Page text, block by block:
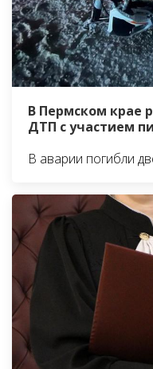
В Пермском крае
ДТП с участием
В аварии погибли